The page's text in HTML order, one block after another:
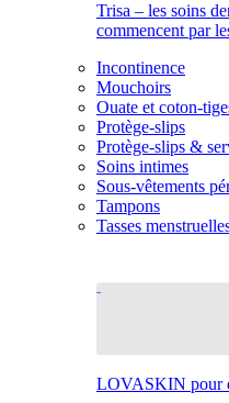
Trisa – les soins
commencent par
Incontinence
Mouchoirs
Ouate et coton-
Protège-slips
Protège-slips &
Soins intimes
Sous-vêtements
Tampons
Tasses
LOVASKIN pour